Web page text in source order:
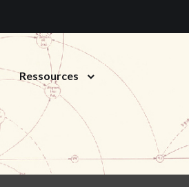
Ressources